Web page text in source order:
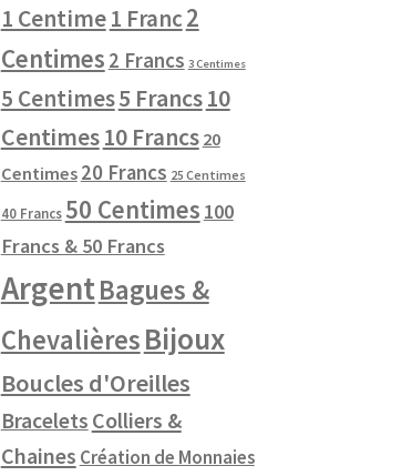
1 Centime1 Franc2
Centimes 2 Francs 3 Centimes
5 Centimes5 Francs10
Centimes10 Francs 20
Centimes 20 Francs 25 Centimes
40 Francs 50 Centimes 100
Francs & 50 Francs
ArgentBagues &
ChevalièresBijoux
Boucles d'Oreilles
Bracelets Colliers &
Chaines Création de Monnaies